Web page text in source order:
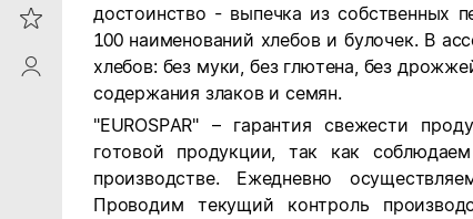
Reviews
ProfileSaby
достоинство - выпечка из собственных
100 наименований хлебов и булочек. В
хлебов: без муки, без глютена, без
содержания злаков и семян.
"EUROSPAR" – гарантия свежести
готовой продукции, так как
производстве. Ежедневно
Проводим текущий контроль